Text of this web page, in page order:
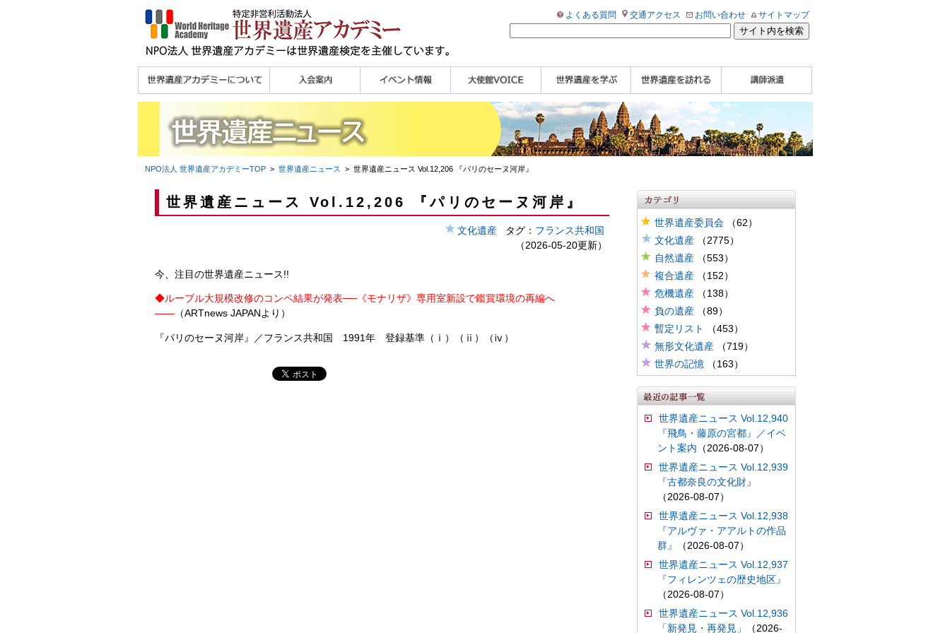
よくある質問 交通アクセス お問い合わせ サイトマップ
理念
メッセージ
主な活動内容
沿革
組織図・役員
研究員紹介 >>
宮澤 光 MIYAZAWA, Hikaru
研究員によるメディ
ア協力など
法人会員・協賛団体
／公認団体
メディア協力／プレ
スリリース
個人会員
法人会員
会報誌サンプル
会員限定ページ 講演会
大使館セミナー
展示会
講座・セミナー
ツアー情報
イベントレポート 研究員ブログ
マイスターのささや
き
WHAフォトギャラリ
ー
世界遺産応援ブログ
世界遺産検定公式
HP
学習アシスト動画
世界遺産ナビ
【pamon】
WHA認定講師について
WHA認定講師 紹介
動画
WHA認定講師 紹介
記事（会報誌）
自治体・民間団体関
係者の方へ
企業関係者の方へ
学校・教育関係者の
方へ
NPO法人 世界遺産アカデミーTOP> 世界遺産ニュース > 世界遺産ニュース Vol.12,206 『パリのセーヌ河岸』
世界遺産ニュース Vol.12,206 『パリのセーヌ河岸』
文化遺産タグ： フランス共和国
（2026-05-20更新）
今、注目の世界遺産ニュース!!
◆ルーブル大規模改修のコンペ結果が発表──《モナリザ》専用室新設で鑑賞環境の再編へ
――（ARTnews JAPANより）
『パリのセーヌ河岸』／フランス共和国 1991年 登録基準（ⅰ）（ⅱ）（ⅳ）
世界遺産委員会（62）
文化遺産（2775）
自然遺産（553）
複合遺産（152）
危機遺産（138）
負の遺産（89）
暫定リスト
（453）
無形文化遺産（719）
世界の記憶（163）
世界遺産ニュース Vol.12,940
『飛鳥・藤原の宮都』／イベ
ント案内 （2026-08-07）
世界遺産ニュース Vol.12,939
『古都奈良の文化財』
（2026-08-07）
世界遺産ニュース Vol.12,938
『アルヴァ・アアルトの作品
群』
（2026-08-07）
世界遺産ニュース Vol.12,937
『フィレンツェの歴史地区』
（2026-08-07）
世界遺産ニュース Vol.12,936
「新発見・再発見」
（2026-